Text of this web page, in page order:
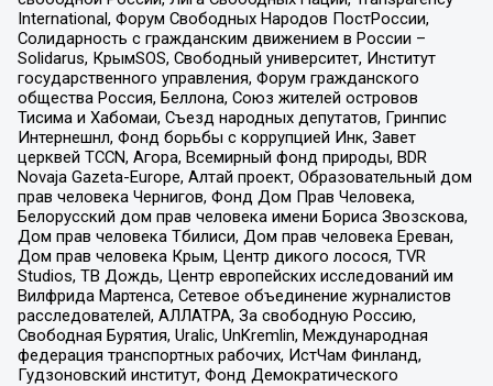
International, Форум Свободных Народов ПостРоссии,
Солидарность с гражданским движением в России –
Solidarus, КрымSOS, Свободный университет, Институт
государственного управления, Форум гражданского
общества Россия, Беллона, Союз жителей островов
Тисима и Хабомаи, Съезд народных депутатов, Гринпис
Интернешнл, Фонд борьбы с коррупцией Инк, Завет
церквей TCCN, Агора, Всемирный фонд природы, BDR
Novaja Gazeta-Europe, Алтай проект, Образовательный дом
прав человека Чернигов, Фонд Дом Прав Человека,
Белорусский дом прав человека имени Бориса Звозскова,
Дом прав человека Тбилиси, Дом прав человека Ереван,
Дом прав человека Крым, Центр дикого лосося, TVR
Studios, ТВ Дождь, Центр европейских исследований им
Вилфрида Мартенса, Сетевое объединение журналистов
расследователей, АЛЛАТРА, За свободную Россию,
Свободная Бурятия, Uralic, UnKremlin, Международная
федерация транспортных рабочих, ИстЧам Финланд,
Гудзоновский институт, Фонд Демократического